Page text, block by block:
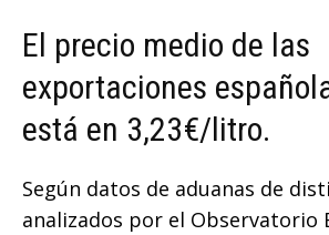
El precio medio de las
exportaciones
está en 3,23€/litro.
Según datos de aduanas de
analizados por el Observatorio